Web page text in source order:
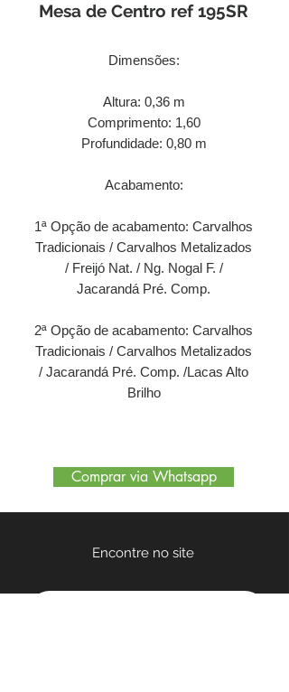
Mesa de Centro ref 195SR
Dimensões:
Altura: 0,36 m
Comprimento: 1,60
Profundidade: 0,80 m
Acabamento:
1ª Opção de acabamento: Carvalhos
Tradicionais / Carvalhos Metalizados
/ Freijó Nat. / Ng. Nogal F. /
Jacarandá Pré. Comp.
2ª Opção de acabamento: Carvalhos
Tradicionais / Carvalhos Metalizados
/ Jacarandá Pré. Comp. /Lacas Alto
Brilho
Comprar via Whatsapp
Encontre no site